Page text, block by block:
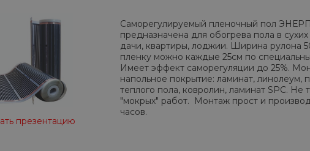
презентацию
Саморегулируемый пленочный пол
предназначена для обогрева пола в
дачи, квартиры, лоджии. Ширина рулона
пленку можно каждые 25см по
Имеет эффект саморегуляции до 25%.
напольное покрытие: ламинат, линолеум,
теплого пола, ковролин, ламинат SPC. Не
"мокрых" работ. Монтаж прост и
часов.